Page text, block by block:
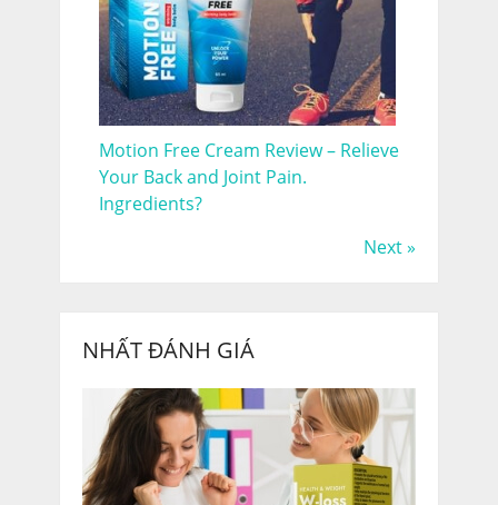
Motion Free Cream Review – Relieve
Your Back and Joint Pain.
Ingredients?
Next »
NHẤT ĐÁNH GIÁ